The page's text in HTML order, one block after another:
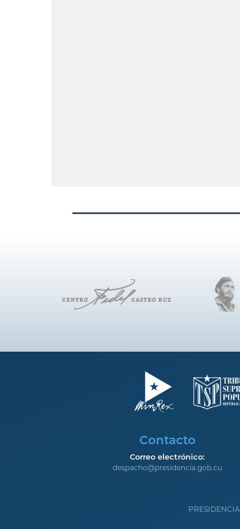
Contacto
Correo electrónico:
despacho@presidencia.gob.cu
PRESIDENCIA